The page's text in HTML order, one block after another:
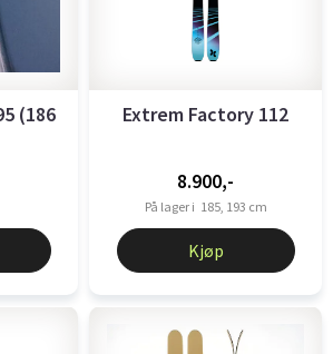
(186
Extrem Factory 112
8.900,-
På lager i 185, 193 cm
Kjøp